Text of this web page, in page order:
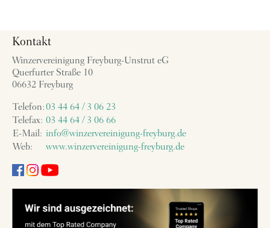
Kontakt
Winzervereinigung Freyburg-Unstrut eG
Querfurter Straße 10
06632 Freyburg
Telefon:03 44 64 / 3 06 23
Telefax: 03 44 64 / 3 06 66
E-Mail: info@winzervereinigung-freyburg.de
Web:
www.winzervereinigung-freyburg.de